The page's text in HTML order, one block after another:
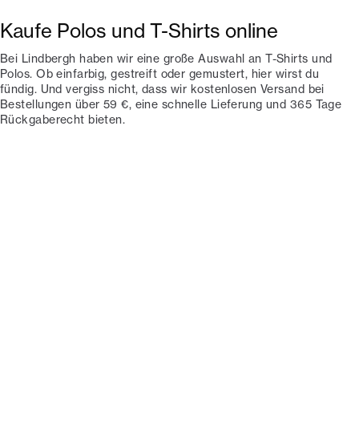
Kaufe Polos und T-Shirts online
Bei Lindbergh haben wir eine große Auswahl an T-Shirts und
Polos. Ob einfarbig, gestreift oder gemustert, hier wirst du
fündig. Und vergiss nicht, dass wir kostenlosen Versand bei
Bestellungen über 59 €, eine schnelle Lieferung und 365 Tage
Rückgaberecht bieten.